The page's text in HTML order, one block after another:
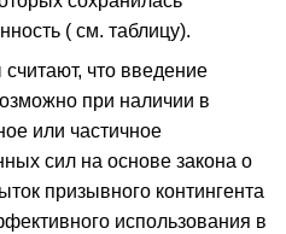
( см. таблицу).
что введение
при наличии в
или частичное
сил на основе закона о
призывного контингента
использования в